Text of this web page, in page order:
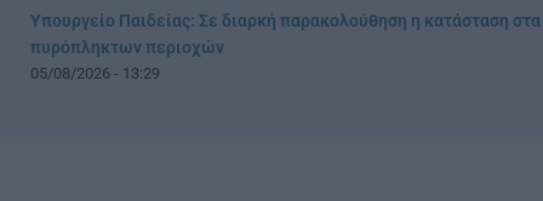
Υπουργείο Παιδείας: Σε διαρκή παρακολούθηση η κατάσταση
πυρόπληκτων περιοχών
05/08/2026 - 13:29